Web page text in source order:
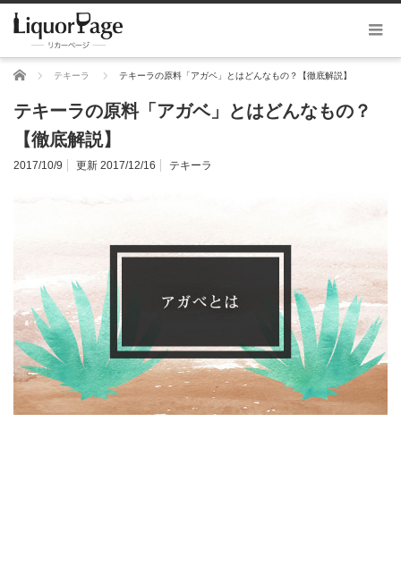
ホーム テキーラ テキーラの原料「アガベ」とはどんなもの？【徹底解説】
テキーラの原料「アガベ」とはどんなもの？
【徹底解説】
2017/10/9 更新 2017/12/16 テキーラ